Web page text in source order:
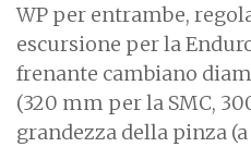
WP per entrambe,
escursione per la
frenante cambiano
(320 mm per la SMC,
grandezza della pinza